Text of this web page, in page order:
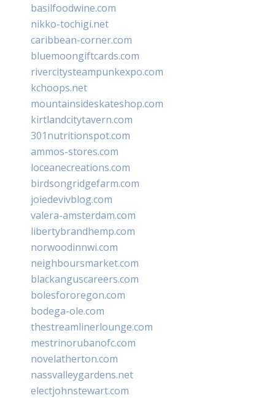
basilfoodwine.com
nikko-tochigi.net
caribbean-corner.com
bluemoongiftcards.com
rivercitysteampunkexpo.com
kchoops.net
mountainsideskateshop.com
kirtlandcitytavern.com
301nutritionspot.com
ammos-stores.com
loceanecreations.com
birdsongridgefarm.com
joiedevivblog.com
valera-amsterdam.com
libertybrandhemp.com
norwoodinnwi.com
neighboursmarket.com
blackanguscareers.com
bolesfororegon.com
bodega-ole.com
thestreamlinerlounge.com
mestrinorubanofc.com
novelatherton.com
nassvalleygardens.net
electjohnstewart.com